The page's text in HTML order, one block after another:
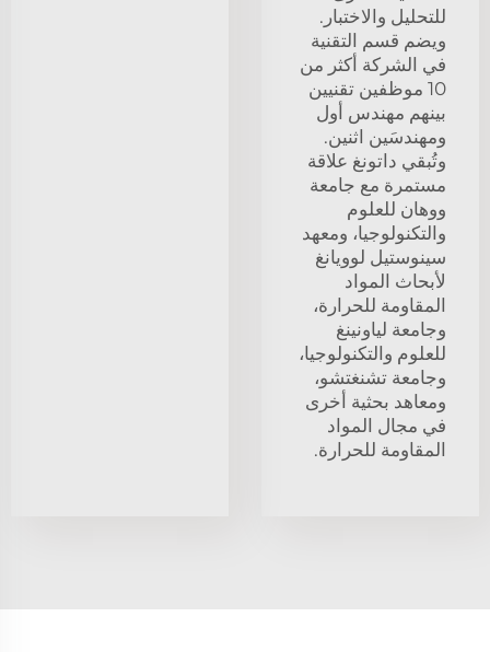
للتحليل والاختبار.
ويضم قسم التقنية
في الشركة أكثر من
10 موظفين تقنيين
بينهم مهندس أول
ومهندسَين اثنين.
وتُبقي داتونغ علاقة
مستمرة مع جامعة
ووهان للعلوم
والتكنولوجيا، ومعهد
سينوستيل لوويانغ
لأبحاث المواد
المقاومة للحرارة،
وجامعة لياونينغ
للعلوم والتكنولوجيا،
وجامعة تشنغتشو،
ومعاهد بحثية أخرى
في مجال المواد
المقاومة للحرارة.